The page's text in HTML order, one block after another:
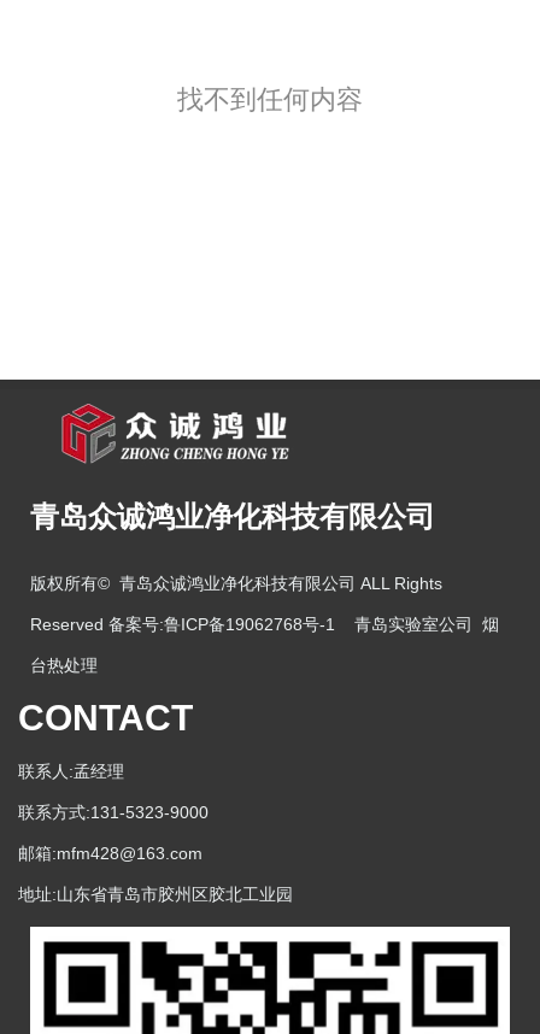
找不到任何内容
青岛众诚鸿业净化科技有限公司
版权所有© 青岛众诚鸿业净化科技有限公司 ALL Rights
Reserved 备案号:鲁ICP备19062768号-1 青岛实验室公司 烟
台热处理
CONTACT
联系人:孟经理
联系方式:131-5323-9000
邮箱:mfm428@163.com
地址:山东省青岛市胶州区胶北工业园